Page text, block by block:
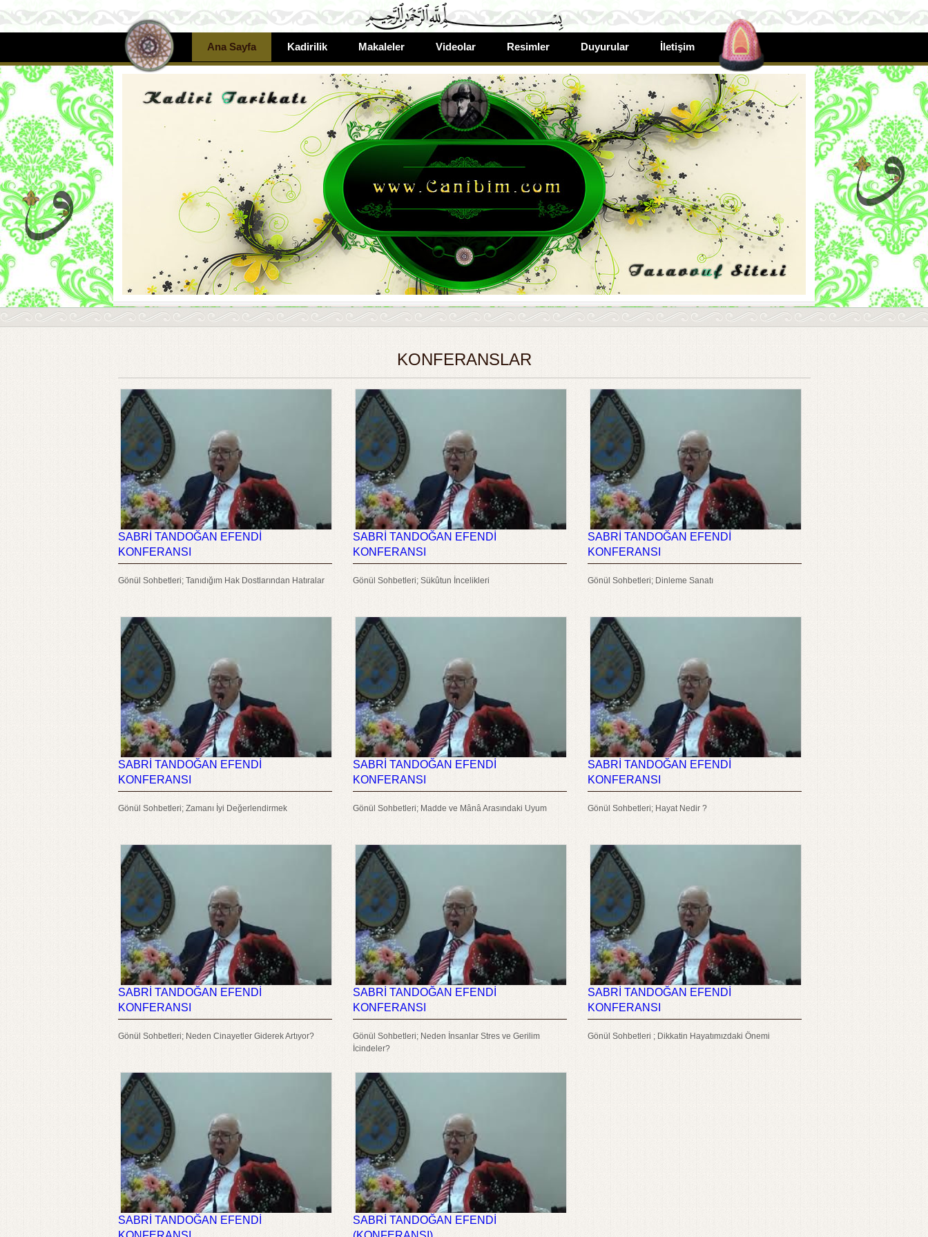
Ana Sayfa Kadirilik Makaleler Videolar Resimler Duyurular İletişim
KONFERANSLAR
SABRİ TANDOĞAN EFENDİ
KONFERANSI
Gönül Sohbetleri; Tanıdığım Hak Dostlarından Hatıralar
SABRİ TANDOĞAN EFENDİ
KONFERANSI
Gönül Sohbetleri; Sükûtun İncelikleri
SABRİ TANDOĞAN EFENDİ
KONFERANSI
Gönül Sohbetleri; Dinleme Sanatı
SABRİ TANDOĞAN EFENDİ
KONFERANSI
Gönül Sohbetleri; Zamanı İyi Değerlendirmek
SABRİ TANDOĞAN EFENDİ
KONFERANSI
Gönül Sohbetleri; Madde ve Mânâ Arasındaki Uyum
SABRİ TANDOĞAN EFENDİ
KONFERANSI
Gönül Sohbetleri; Hayat Nedir ?
SABRİ TANDOĞAN EFENDİ
KONFERANSI
Gönül Sohbetleri; Neden Cinayetler Giderek Artıyor?
SABRİ TANDOĞAN EFENDİ
KONFERANSI
Gönül Sohbetleri; Neden İnsanlar Stres ve Gerilim
İçindeler?
SABRİ TANDOĞAN EFENDİ
KONFERANSI
Gönül Sohbetleri ; Dikkatin Hayatımızdaki Önemi
SABRİ TANDOĞAN EFENDİ
SABRİ TANDOĞAN EFENDİ